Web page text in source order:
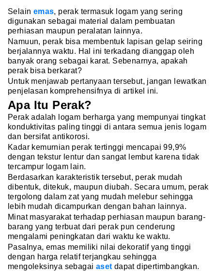
Selain emas, perak termasuk logam yang sering
digunakan sebagai material dalam pembuatan
perhiasan maupun peralatan lainnya.
Namuun, perak bisa membentuk lapisan gelap seiring
berjalannya waktu. Hal ini terkadang dianggap oleh
banyak orang sebagai karat. Sebenarnya, apakah
perak bisa berkarat?
Untuk menjawab pertanyaan tersebut, jangan lewatkan
penjelasan komprehensifnya di artikel ini.
Apa Itu Perak?
Perak adalah logam berharga yang mempunyai tingkat
konduktivitas paling tinggi di antara semua jenis logam
dan bersifat antikorosi.
Kadar kemurnian perak tertinggi mencapai 99,9%
dengan tekstur lentur dan sangat lembut karena tidak
tercampur logam lain.
Berdasarkan karakteristik tersebut, perak mudah
dibentuk, ditekuk, maupun diubah. Secara umum, perak
tergolong dalam zat yang mudah melebur sehingga
lebih mudah dicampurkan dengan bahan lainnya.
Minat masyarakat terhadap perhiasan maupun barang-
barang yang terbuat dari perak pun cenderung
mengalami peningkatan dari waktu ke waktu.
Pasalnya, emas memiliki nilai dekoratif yang tinggi
dengan harga relatif terjangkau sehingga
mengoleksinya sebagai aset dapat dipertimbangkan.